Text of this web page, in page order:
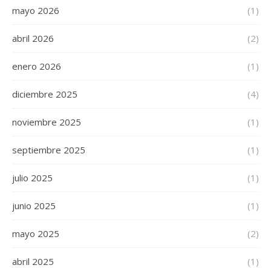
mayo 2026 (1)
abril 2026 (2)
enero 2026 (1)
diciembre 2025 (4)
noviembre 2025 (1)
septiembre 2025 (1)
julio 2025 (1)
junio 2025 (1)
mayo 2025 (2)
abril 2025 (1)